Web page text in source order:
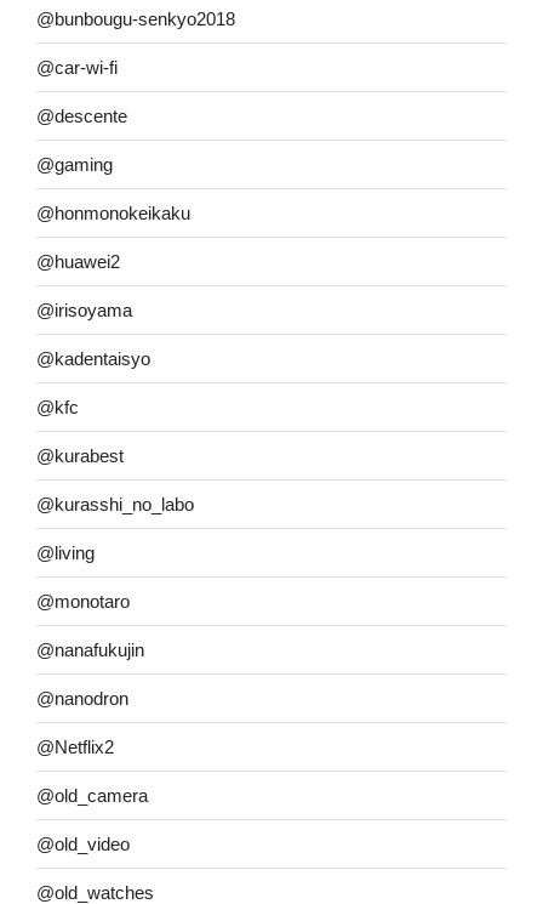
@bunbougu-senkyo2018
@car-wi-fi
@descente
@gaming
@honmonokeikaku
@huawei2
@irisoyama
@kadentaisyo
@kfc
@kurabest
@kurasshi_no_labo
@living
@monotaro
@nanafukujin
@nanodron
@Netflix2
@old_camera
@old_video
@old_watches